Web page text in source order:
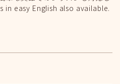
in easy English also available.